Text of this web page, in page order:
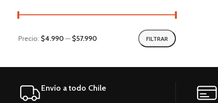
FILTRAR
Precio: $4.990 — $57.990
Envío a todo Chile